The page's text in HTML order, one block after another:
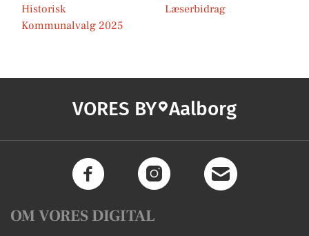
Historisk
Læserbidrag
Kommunalvalg 2025
VORES BY Aalborg
OM VORES DIGITAL